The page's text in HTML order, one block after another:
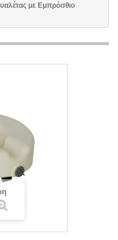
με Εμπρόσθιο